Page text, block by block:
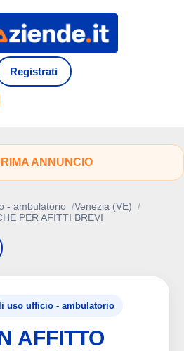
Registrati
ANNUNCIO
- ambulatorio
Venezia (VE)
PER AFITTI BREVI
uso ufficio - ambulatorio
AFFITTO